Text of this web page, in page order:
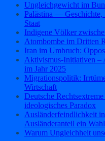
Ungleichgewicht im
Palästina —
Staat
Indigene Völker
Atombombe im Dritten
Iran im Umbruch:
Aktivismus‑Initiativen –
im Jahr 2025
Migrationspolitik:
Wirtschaft
Deutsche
ideologisches Paradox
Ausländerfeindlichkeit
Ausländeranteil ein
Warum Ungleichheit